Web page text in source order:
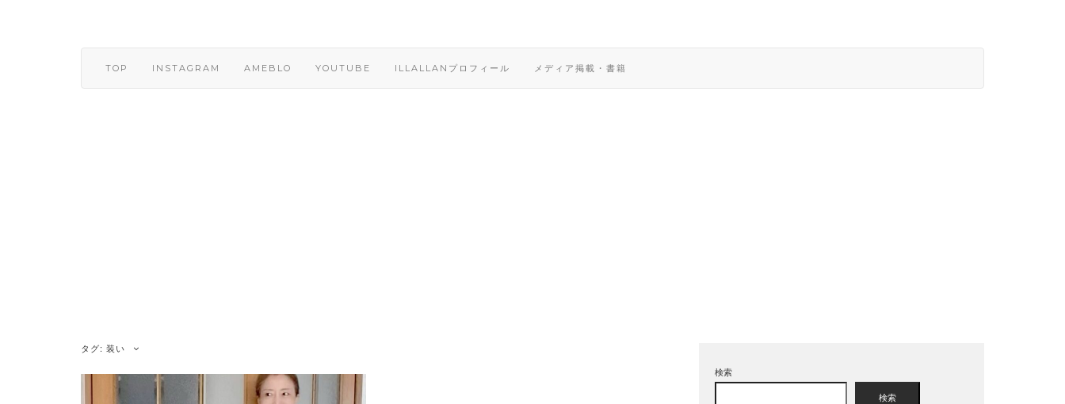
TOP INSTAGRAM AMEBLO YOUTUBE ILLALLANプロフィール メディア掲載・書籍
タグ: 装い
検索
検索